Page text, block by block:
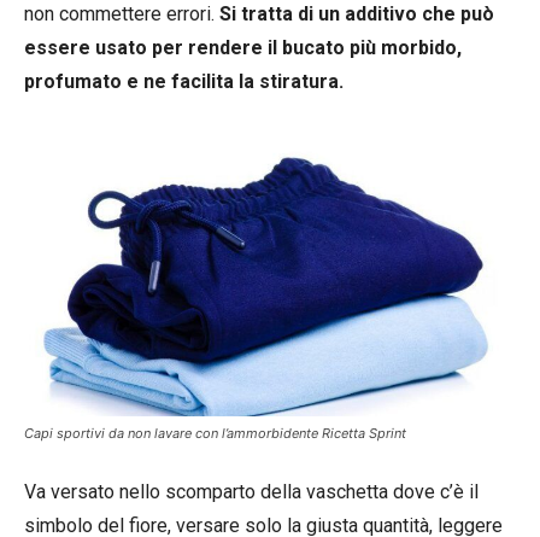
non commettere errori. Si tratta di un additivo che può
essere usato per rendere il bucato più morbido,
profumato e ne facilita la stiratura.
Capi sportivi da non lavare con l’ammorbidente Ricetta Sprint
Va versato nello scomparto della vaschetta dove c’è il
simbolo del fiore, versare solo la giusta quantità, leggere